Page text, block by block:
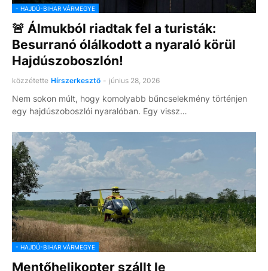
- HAJDÚ-BIHAR VÁRMEGYE
🚨 Álmukból riadtak fel a turisták:
Besurranó ólálkodott a nyaraló körül
Hajdúszoboszlón!
közzétette Hírszerkesztő - június 28, 2026
Nem sokon múlt, hogy komolyabb bűncselekmény történjen
egy hajdúszoboszlói nyaralóban. Egy vissz…
- HAJDÚ-BIHAR VÁRMEGYE
Mentőhelikopter szállt le